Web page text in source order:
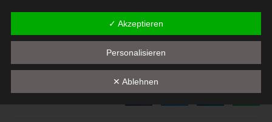
Diesen Beitrag teilen
Verarbeitung ist jeder mit oder ohne Hilfe automatisierter
Verfahren ausgeführte Vorgang oder jede solche
Vorgangsreihe im Zusammenhang mit
personenbezogenen Daten wie das Erheben, das
Erfassen, die Organisation, das Ordnen, die Speicherung,
die Anpassung oder Veränderung, das Auslesen, das
Abfragen, die Verwendung, die Offenlegung durch
✓ Akzeptieren
Personalisieren
✕ Ablehnen